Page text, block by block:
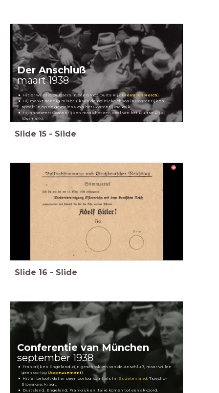
Der Anschluß
maart 1938
Hitler wil alle Duitsers in één Groot Duits Rijk (Heim ins Reich).
Hij maakt handig misbruik van de politieke chaos in Oostenrijk en
speelt in op de gevoelens van het Oostenrijkse volk.
Hij annexeert Oostenrijk en maak het een deel van het Duitse Rijk
(Ostmark).
Slide 15 - Slide
Slide 16 - Slide
Conferentie van München
september 1938
Frankrijk en Engeland zijn geschrokken van de Anschluß, maar willen
geen oorlog (Appeasement)
Hitler belooft dat er geen oorlog komt als hij Sudetenland , Tsjecho-
Slowakije, krijgt.
Duitsland, Engeland, Frankrijk en Italië komen tot een akkoord.